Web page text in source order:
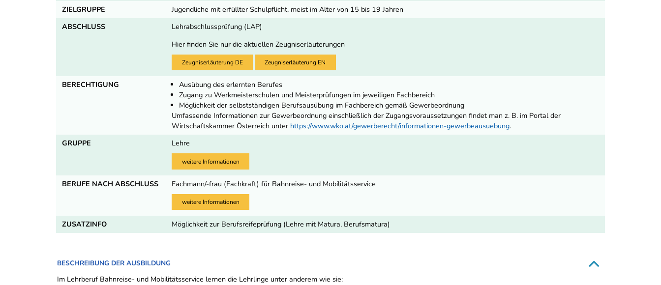
ZIELGRUPPE
Jugendliche mit erfüllter Schulpflicht, meist im Alter von 15 bis 19 Jahren
ABSCHLUSS
Lehrabschlussprüfung (LAP)
Hier finden Sie nur die aktuellen Zeugniserläuterungen
Zeugniserläuterung DE Zeugniserläuterung EN
BERECHTIGUNG
Ausübung des erlernten Berufes
Zugang zu Werkmeisterschulen und Meisterprüfungen im jeweiligen Fachbereich
Möglichkeit der selbstständigen Berufsausübung im Fachbereich gemäß Gewerbeordnung
Umfassende Informationen zur Gewerbeordnung einschließlich der Zugangsvoraussetzungen findet man z. B. im Portal der
Wirtschaftskammer Österreich unter https://www.wko.at/gewerberecht/informationen-gewerbeausuebung.
GRUPPE
Lehre
weitere Informationen
BERUFE NACH ABSCHLUSS Fachmann/-frau (Fachkraft) für Bahnreise- und Mobilitätsservice
weitere Informationen
ZUSATZINFO Möglichkeit zur Berufsreifeprüfung (Lehre mit Matura, Berufsmatura)
BESCHREIBUNG DER AUSBILDUNG
Im Lehrberuf Bahnreise- und Mobilitätsservice lernen die Lehrlinge unter anderem wie sie: